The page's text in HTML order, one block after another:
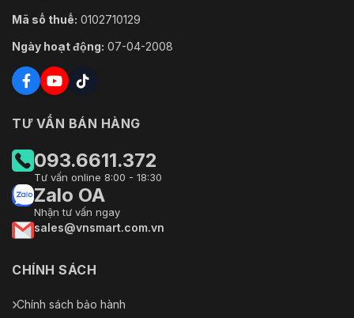
Mã số thuế: 0102710129
Ngày hoạt động: 07-04-2008
TƯ VẤN BÁN HÀNG
093.6611.372
Tư vấn online 8:00 - 18:30
Zalo OA
Nhận tư vấn ngay
sales@vnsmart.com.vn
CHÍNH SÁCH
Chính sách bảo hành